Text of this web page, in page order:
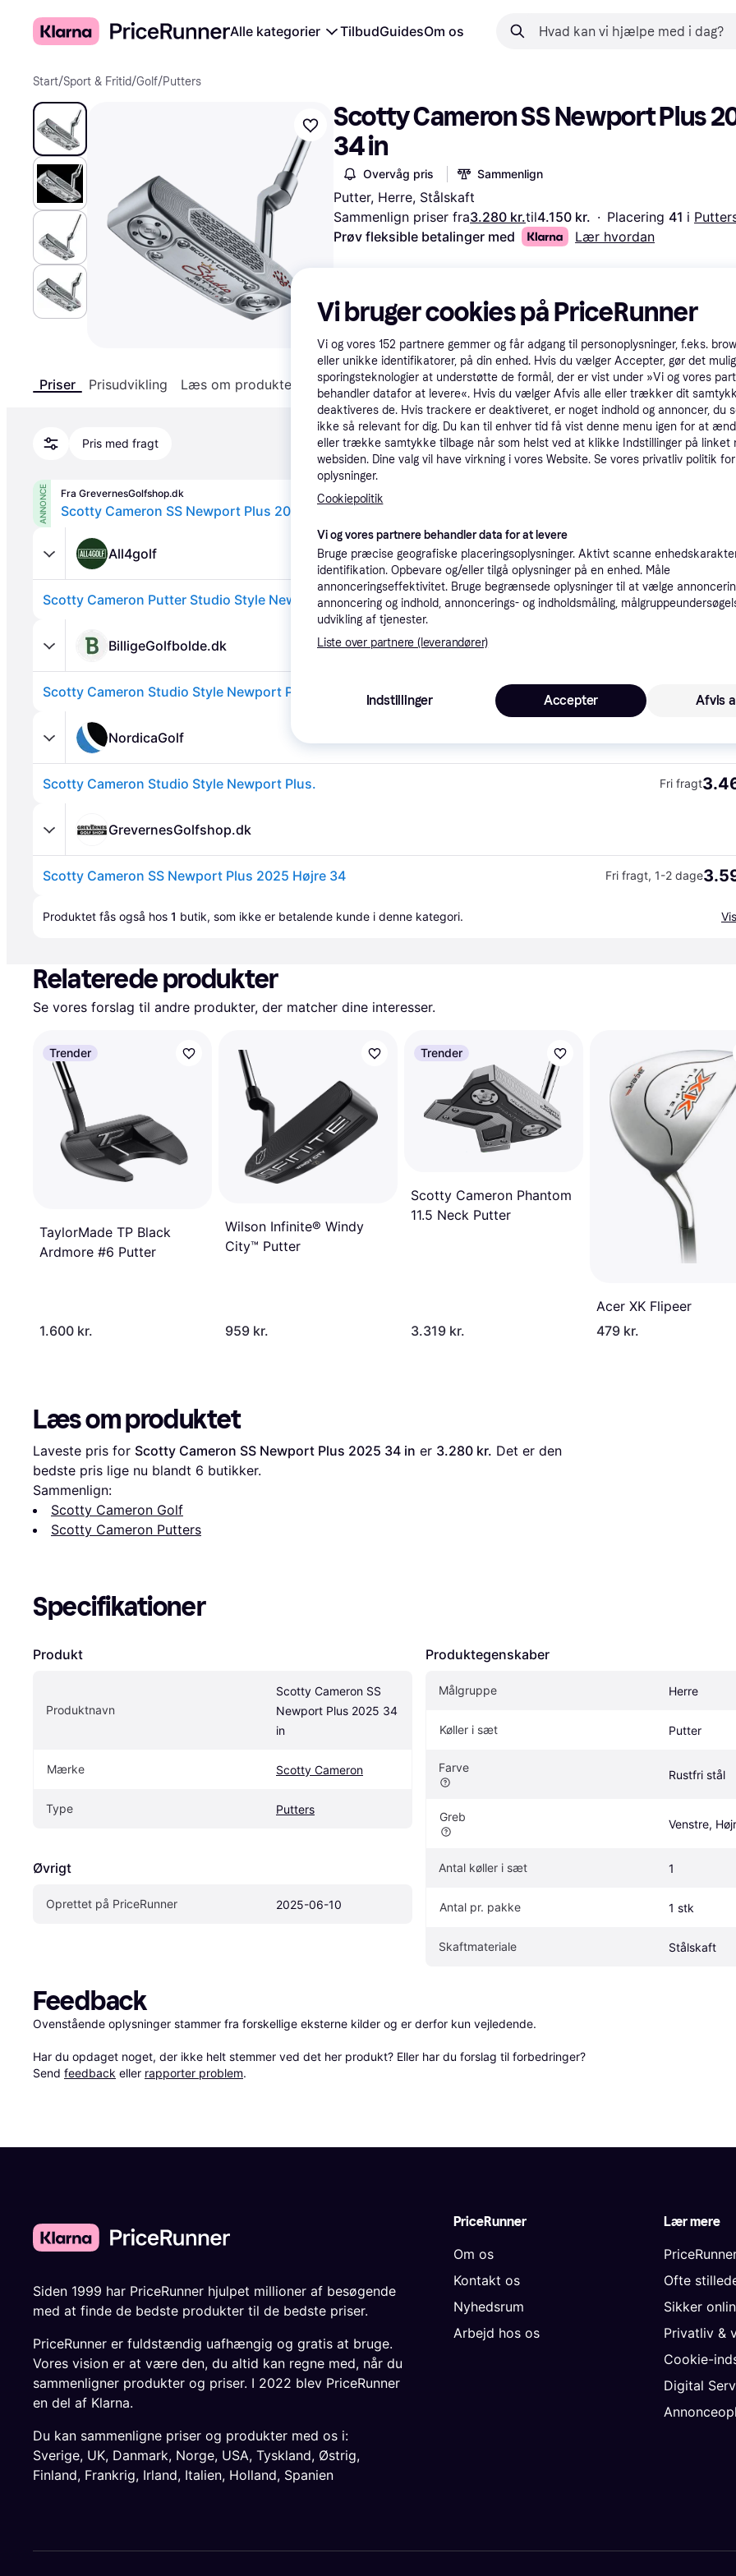
Alle kategorier TilbudGuidesOm os
Start/Sport & Fritid/Golf/Putters
Scotty Cameron SS Newport Plus
34 in
Overvåg pris Sammenlign
Putter, Herre, Stålskaft
Sammenlign priser fra3.280 kr.til4.150 kr. · Placering 41 i
Prøv fleksible betalinger med
Lær hvordan
Priser Prisudvikling Læs om produktet Specifikationer
Pris med fragt
ANNONCE Fra GrevernesGolfshop.dk
Scotty Cameron SS Newport Plus 2025 Højre 34
All4golf
Scotty Cameron Putter Studio Style Newport Plus Laveste pris·Fri fragt
BilligeGolfbolde.dk
Fri fragt
NordicaGolf
Scotty Cameron Studio Style Newport Plus. Fri fragt
GrevernesGolfshop.dk
Scotty Cameron SS Newport Plus 2025 Højre 34 Fri fragt, 1-2 dage
Produktet fås også hos 1 butik, som ikke er betalende kunde i denne kategori.
Relaterede produkter
Se vores forslag til andre produkter, der matcher dine interesser.
Trender
TaylorMade TP Black
Ardmore #6 Putter
1.600 kr.
Wilson Infinite® Windy
City™ Putter
959 kr.
Trender
Scotty Cameron Phantom
11.5 Neck Putter
3.319 kr.
Acer XK Flipeer
479 kr.
Læs om produktet
Laveste pris for Scotty Cameron SS Newport Plus 2025 34 in er 3.280 kr. Det er den
bedste pris lige nu blandt 6 butikker.
Sammenlign:
Scotty Cameron Golf
Scotty Cameron Putters
Specifikationer
Produkt
Produktnavn
Scotty Cameron SS
Newport Plus 2025 34
in
Mærke Scotty Cameron
Type Putters
Øvrigt
Oprettet på PriceRunner 2025-06-10
Produktegenskaber
Målgruppe Herre
Køller i sæt Putter
Farve
Rustfri stål
Greb
Venstre,
Antal køller i sæt 1
Antal pr. pakke 1 stk
Skaftmateriale Stålskaft
Feedback
Ovenstående oplysninger stammer fra forskellige eksterne kilder og er derfor kun vejledende.
Har du opdaget noget, der ikke helt stemmer ved det her produkt? Eller har du forslag til forbedringer?
Send feedback eller rapporter problem.
PriceRunner
Om os
Kontakt os
Nyhedsrum
Arbejd hos os
Lær mere
Ofte
Sikker
Privatliv &
Cookie-
Digital
Siden 1999 har PriceRunner hjulpet millioner af besøgende
med at finde de bedste produkter til de bedste priser.
PriceRunner er fuldstændig uafhængig og gratis at bruge.
Vores vision er at være den, du altid kan regne med, når du
sammenligner produkter og priser. I 2022 blev PriceRunner
en del af Klarna.
Du kan sammenligne priser og produkter med os i:
Sverige, UK, Danmark, Norge, USA, Tyskland, Østrig,
Finland, Frankrig, Irland, Italien, Holland, Spanien
Vi bruger cookies på PriceRunner
Vi og vores 152 partnere gemmer og får adgang til personoplysninger, f.eks.
eller unikke identifikatorer, på din enhed. Hvis du vælger Accepter, gør det
sporingsteknologier at understøtte de formål, der er vist under »Vi og vores
behandler datafor at levere«. Hvis du vælger Afvis alle eller trækker dit
deaktiveres de. Hvis trackere er deaktiveret, er noget indhold og annoncer, du
ikke så relevant for dig. Du kan til enhver tid få vist denne menu igen for at
eller trække samtykke tilbage når som helst ved at klikke Indstillinger på linket
websiden. Dine valg vil have virkning i vores Website. Se vores privatliv politik
oplysninger.
Cookiepolitik
Vi og vores partnere behandler data for at levere
Bruge præcise geografiske placeringsoplysninger. Aktivt scanne
identifikation. Opbevare og/eller tilgå oplysninger på en enhed. Måle
annonceringseffektivitet. Bruge begrænsede oplysninger til at vælge
annoncering og indhold, annoncerings- og indholdsmåling,
udvikling af tjenester.
Liste over partnere (leverandører)
Indstillinger Afvis
Accepter